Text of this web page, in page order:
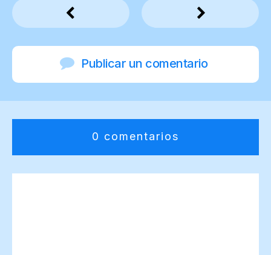
Publicar un comentario
0 comentarios